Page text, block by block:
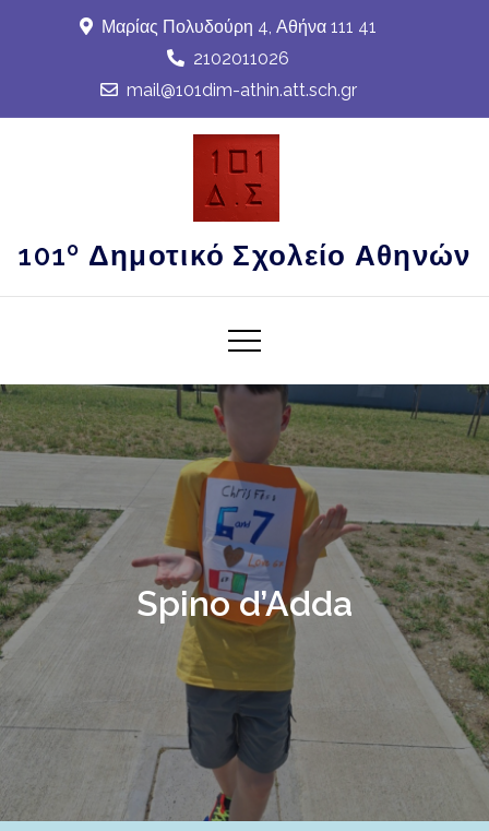
Μαρίας Πολυδούρη 4, Αθήνα 111 41
2102011026
mail@101dim-athin.att.sch.gr
101º Δημοτικό Σχολείο Αθηνών
Spino d’Adda